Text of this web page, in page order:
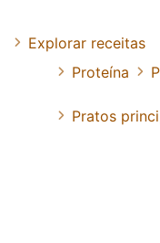
Explorar receitas
Proteína
Pratos